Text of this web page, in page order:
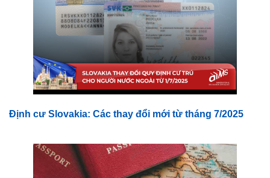
Định cư Slovakia: Các thay đổi mới từ tháng 7/2025